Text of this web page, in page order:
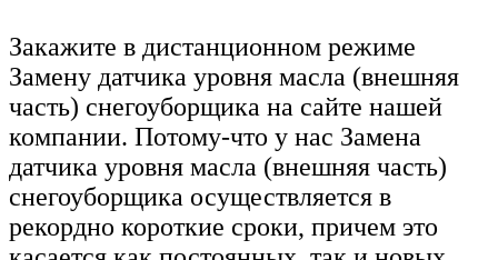
Закажите в дистанционном режиме
Замену датчика уровня масла (внешняя
часть) снегоуборщика на сайте нашей
компании. Потому-что у нас Замена
датчика уровня масла (внешняя часть)
снегоуборщика осуществляется в
рекордно короткие сроки, причем это